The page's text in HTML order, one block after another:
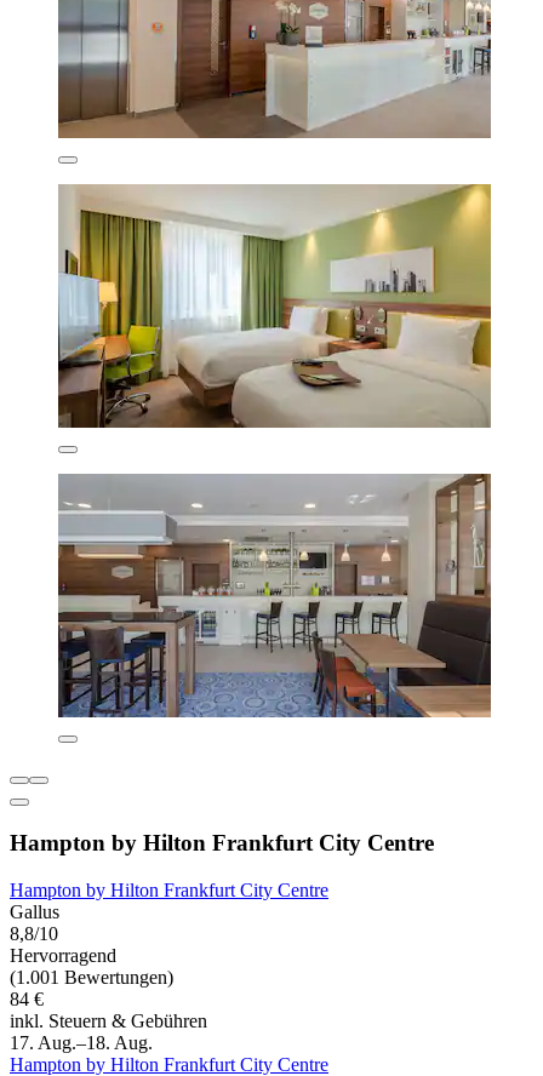
Hampton by Hilton Frankfurt City Centre
Hampton by Hilton Frankfurt City Centre
Gallus
8,8/10
Hervorragend
(1.001 Bewertungen)
84 €
inkl. Steuern & Gebühren
17. Aug.–18. Aug.
Hampton by Hilton Frankfurt City Centre